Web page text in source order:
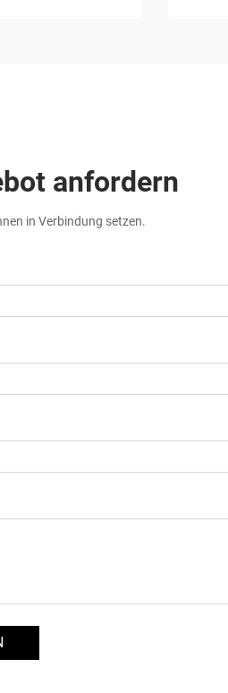
anfordern
in Verbindung setzen.